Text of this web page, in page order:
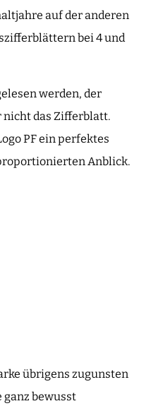
auf der anderen
bei 4 und
werden, der
nicht das Zifferblatt.
PF ein perfektes
Anblick.
übrigens zugunsten
bewusst